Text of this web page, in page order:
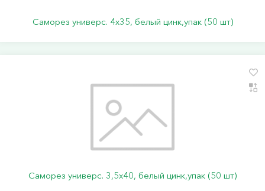
Саморез универс. 4х35, белый цинк,упак (50 шт)
Саморез универс. 3,5х40, белый цинк,упак (50 шт)